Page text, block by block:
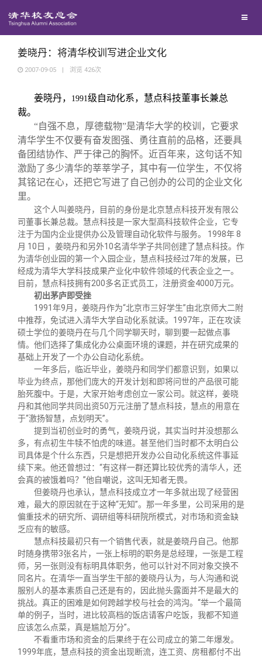
西南联大校友会
捐赠项目
捐赠新闻
捐赠方法
义工计划
媒体平台
《清华校友通讯》
我要订阅
新媒体平台
百年清华
清华故事
青春风采
校友讲坛
校友视界
终身学习
信息化服务
实用信息
校友总会
总会简介
总会章程
理事会名单
制度法规
联系我们
关闭
姜晓丹：将清华校训写进企业文化
2007-09-05 | 浏览 426次
姜晓丹， 1991级自动化系，慧点科技董事长兼总
裁。
“自强不息，厚德载物”是清华大学的校训，它要求
清华学生不仅要有奋发图强、勇往直前的品格，还要具
备团结协作、严于律己的胸怀。近百年来，这句话不知
激励了多少清华的莘莘学子，其中有一位学生，不仅将
其铭记在心，还把它写进了自己创办的公司的企业文化
里。
这个人叫姜晓丹，目前的身份是北京慧点科技开发有限公
司董事长兼总裁。慧点科技是一家大型高科技软件企业，它专
注于为国内企业提供办公及管理自动化软件与服务。 1998年8
月 10 日 ，姜晓丹和另外10名清华学子共同创建了慧点科技。作
为清华创业园的第一个入园企业，慧点科技经过7年的发展，已
经成为清华大学科技成果产业化中软件领域的代表企业之一。
目前，慧点科技拥有200多名正式员工，注册资金4000万元。
初出茅庐即受挫
1991 年9月，姜晓丹作为“北京市三好学生”由北京师大二附
中推荐，免试进入清华大学自动化系就读。 1997年，正在攻读
硕士学位的姜晓丹在与几个同学聊天时，聊到要一起做点事
情。他们选择了集成化办公桌面环境的课题，并在研究成果的
基础上开发了一个办公自动化系统。
一年多后，临近毕业，姜晓丹和同学们都意识到，如果以
毕业为终点，那他们庞大的开发计划和即将问世的产品很可能
胎死腹中。于是，大家开始考虑创立一家公司。就这样，姜晓
丹和其他同学共同出资50万元注册了慧点科技，慧点的用意在
于“激扬智慧，点划明天”。
提到当初创业时的勇气，姜晓丹说，其实当时并没想那么
多，有点初生牛犊不怕虎的味道。甚至他们当时都不太明白公
司具体是个什么东西，只是想把开发办公自动化系统这件事延
续下来。他还曾想过：“有这样一群还算比较优秀的清华人，还
会真的被饿着吗？”他自嘲说，这叫无知者无畏。
但姜晓丹也承认，慧点科技成立才一年多就出现了经营困
难，最大的原因就在于这种“无知”。那一年多里，公司采用的是
偏重技术的研究所、调研组等科研院所模式，对市场和资金缺
乏应有的敏感。
慧点科技最初只有一个销售代表，就是姜晓丹自己。他那
时随身携带3张名片，一张上标明的职务是总经理，一张是工程
师，另一张则没有标明具体职务，他可以针对不同对象交换不
同名片。在清华一直当学生干部的姜晓丹认为，与人沟通和说
服别人的基本素质自己还是有的，因此抛头露面并不是最大的
挑战。真正的困难是如何跨越学校与社会的鸿沟。“举一个最简
单的例子，当时，进比较高档的饭店请客户吃饭，我都不知道
应该怎么点菜，真是尴尬万分”。
不看重市场和资金的后果终于在公司成立的第二年爆发。
1999年底，慧点科技的资金出现断流，连工资、房租都付不出